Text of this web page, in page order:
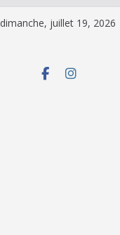
dimanche, juillet 19, 2026